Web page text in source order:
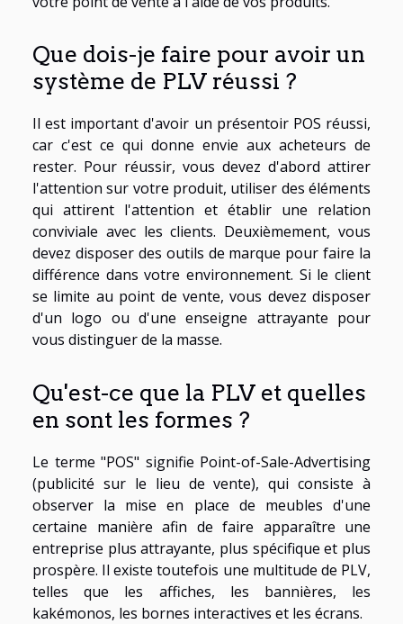
Que dois-je faire pour avoir un
système de PLV réussi ?
Il est important d'avoir un présentoir POS réussi,
car c'est ce qui donne envie aux acheteurs de
rester. Pour réussir, vous devez d'abord attirer
l'attention sur votre produit, utiliser des éléments
qui attirent l'attention et établir une relation
conviviale avec les clients. Deuxièmement, vous
devez disposer des outils de marque pour faire la
différence dans votre environnement. Si le client
se limite au point de vente, vous devez disposer
d'un logo ou d'une enseigne attrayante pour
vous distinguer de la masse.
Qu'est-ce que la PLV et quelles
en sont les formes ?
Le terme "POS" signifie Point-of-Sale-Advertising
(publicité sur le lieu de vente), qui consiste à
observer la mise en place de meubles d'une
certaine manière afin de faire apparaître une
entreprise plus attrayante, plus spécifique et plus
prospère. Il existe toutefois une multitude de PLV,
telles que les affiches, les bannières, les
kakémonos, les bornes interactives et les écrans.